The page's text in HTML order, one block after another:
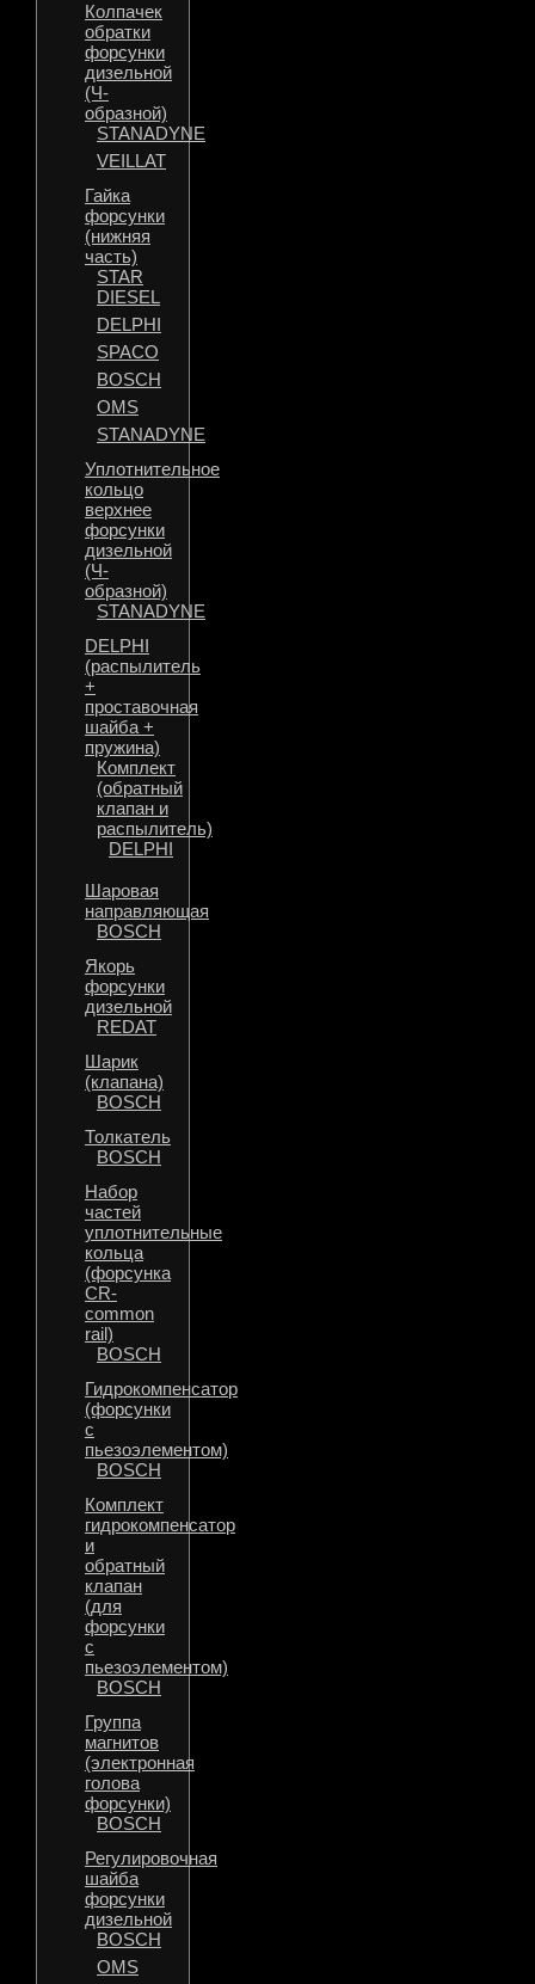
Колпачек
обратки
форсунки
дизельной
(Ч-
образной)
STANADYNE
VEILLAT
Гайка
форсунки
(нижняя
часть)
STAR
DIESEL
DELPHI
SPACO
BOSCH
OMS
STANADYNE
Уплотнительное
кольцо
верхнее
форсунки
дизельной
(Ч-
образной)
STANADYNE
DELPHI
(распылитель
+
проставочная
шайба +
пружина)
Комплект
(обратный
клапан и
распылитель)
DELPHI
Шаровая
направляющая
BOSCH
Якорь
форсунки
дизельной
REDAT
Шарик
(клапана)
BOSCH
Толкатель
BOSCH
Набор
частей
уплотнительные
кольца
(форсунка
CR-
common
rail)
BOSCH
Гидрокомпенсатор
(форсунки
с
пьезоэлементом)
BOSCH
Комплект
гидрокомпенсатор
и
обратный
клапан
(для
форсунки
с
пьезоэлементом)
BOSCH
Группа
магнитов
(электронная
голова
форсунки)
BOSCH
Регулировочная
шайба
форсунки
дизельной
BOSCH
OMS